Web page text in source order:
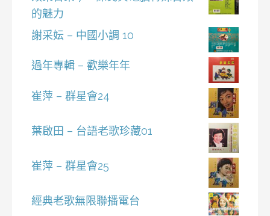
的魅力
謝采妘 – 中國小調 10
過年專輯 – 歡樂年年
崔萍 – 群星會24
葉啟田 – 台語老歌珍藏01
崔萍 – 群星會25
經典老歌無限聯播電台